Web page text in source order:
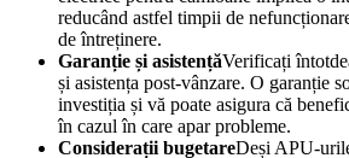
reducând astfel timpii de
de întreținere.
Garanție și asistențăVerificați
și asistența post-vânzare. O garanție
investiția și vă poate asigura că
în cazul în care apar probleme.
Considerații bugetareDeși APU-